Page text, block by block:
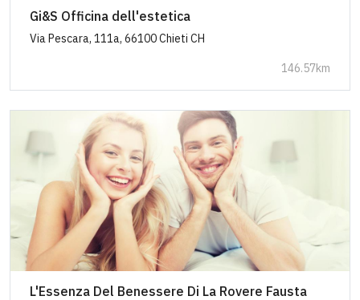
Gi&S Officina dell'estetica
Via Pescara, 111a, 66100 Chieti CH
146.57km
L'Essenza Del Benessere Di La Rovere Fausta